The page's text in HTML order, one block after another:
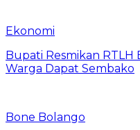
Ekonomi
Bupati Resmikan RTLH
Warga Dapat Sembako
Bone Bolango